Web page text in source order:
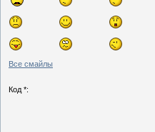
Все смайлы
Код *: